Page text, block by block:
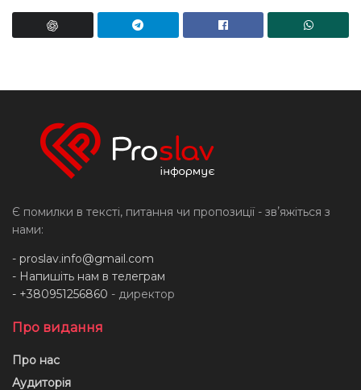
Є помилки в тексті, питання чи пропозиції - звʼяжіться з
нами:
- proslav.info@gmail.com
- Напишіть нам в телеграм
- +380951256860 - директор
Про видання
Про нас
Аудиторія